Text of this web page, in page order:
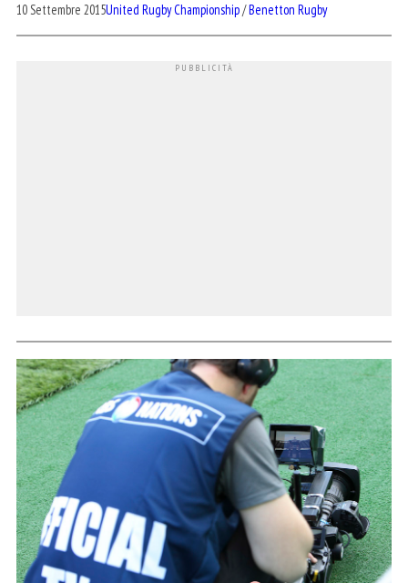
10 Settembre 2015United Rugby Championship/Benetton Rugby